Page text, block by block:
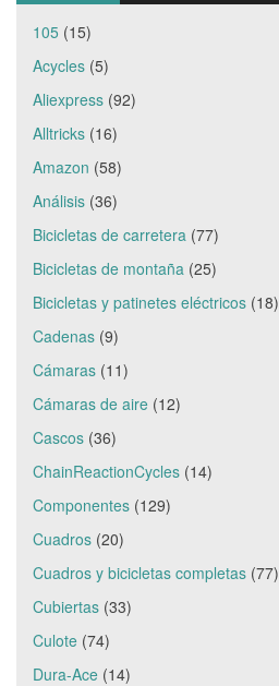
105 (15)
Acycles (5)
Aliexpress (92)
Alltricks (16)
Amazon (58)
Análisis (36)
Bicicletas de carretera (77)
Bicicletas de montaña (25)
Bicicletas y patinetes eléctricos (18)
Cadenas (9)
Cámaras (11)
Cámaras de aire (12)
Cascos (36)
ChainReactionCycles (14)
Componentes (129)
Cuadros (20)
Cuadros y bicicletas completas (77)
Cubiertas (33)
Culote (74)
Dura-Ace (14)